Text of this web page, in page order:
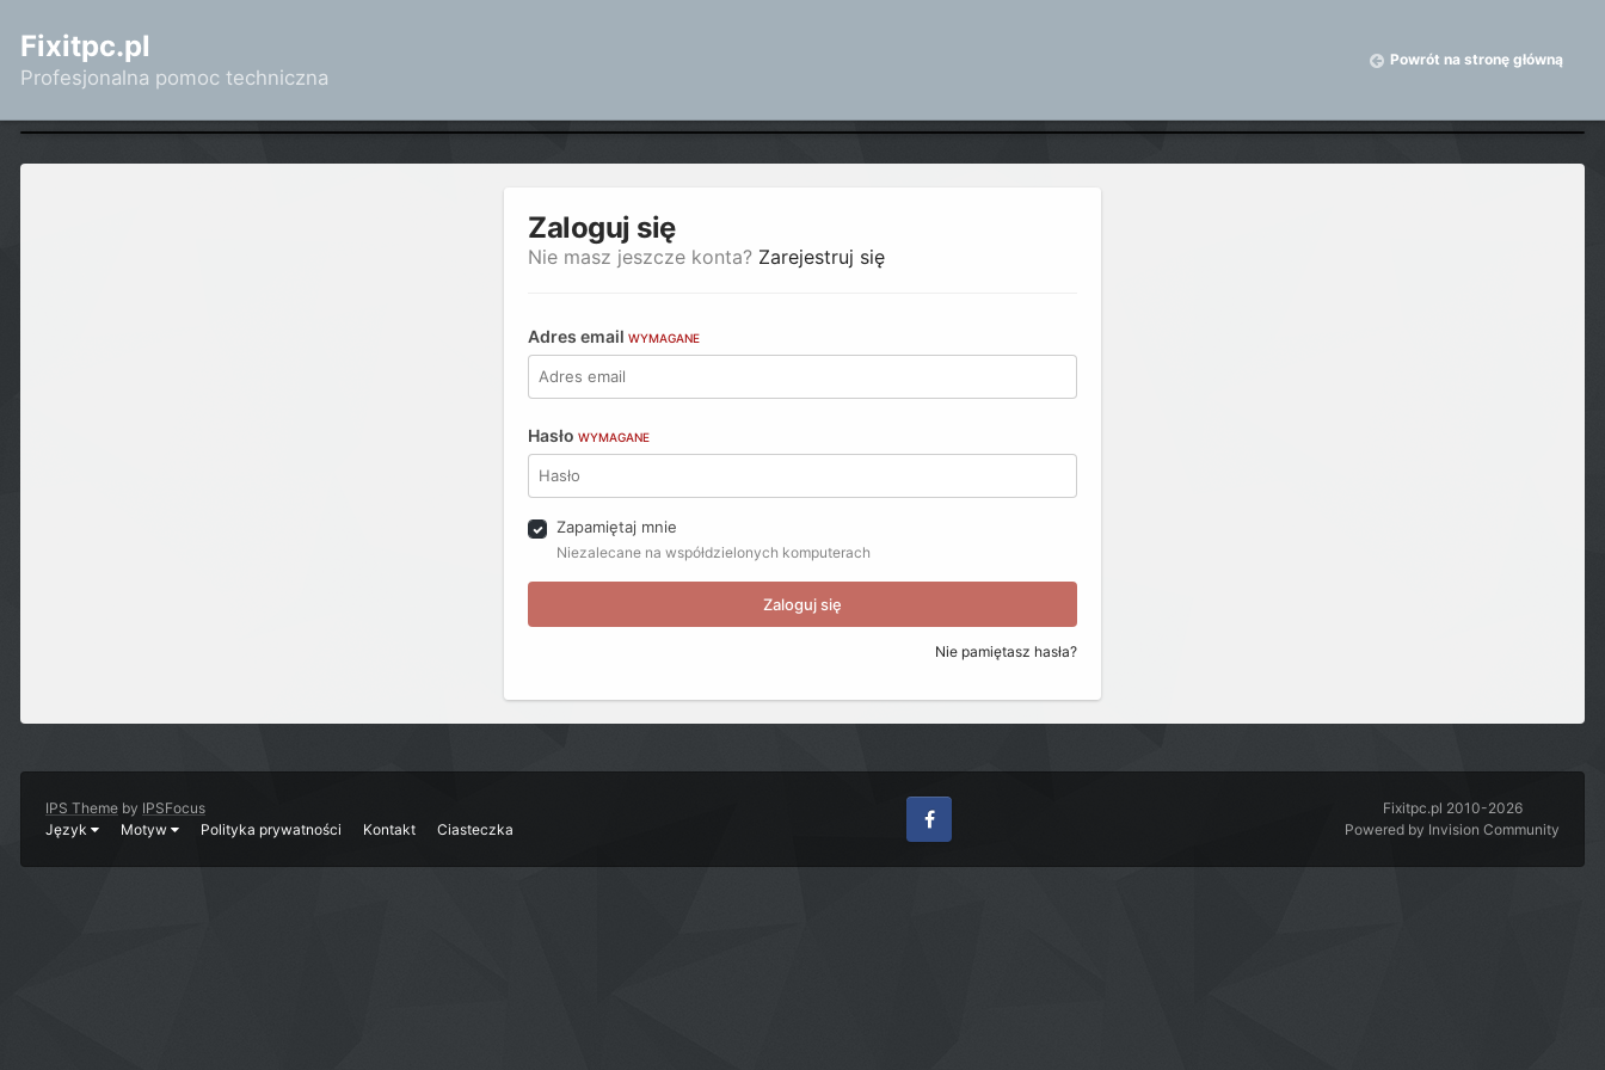
Fixitpc.pl
Profesjonalna pomoc techniczna
Powrót na stronę główną
Zaloguj się
Nie masz jeszcze konta? Zarejestruj się
Adres email WYMAGANE
Hasło WYMAGANE
Zapamiętaj mnie
Niezalecane na współdzielonych komputerach
Zaloguj się
Nie pamiętasz hasła?
IPS Theme by IPSFocus
Język
Motyw Polityka prywatności Kontakt Ciasteczka
Facebook
Fixitpc.pl 2010-2026
Powered by Invision Community